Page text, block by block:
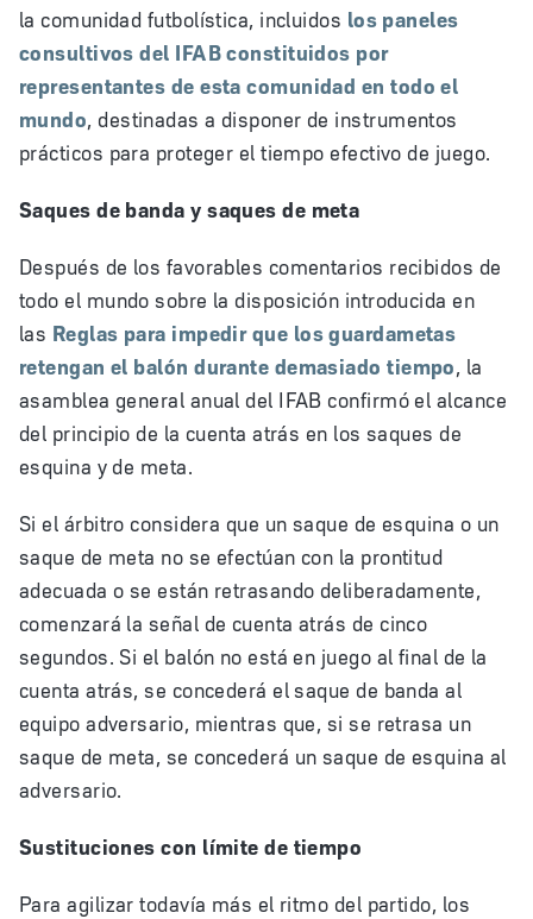
la comunidad futbolística, incluidos los paneles
consultivos del IFAB constituidos por
representantes de esta comunidad en todo el
mundo, destinadas a disponer de instrumentos
prácticos para proteger el tiempo efectivo de juego.
Saques de banda y saques de meta
Después de los favorables comentarios recibidos de
todo el mundo sobre la disposición introducida en
las Reglas para impedir que los guardametas
retengan el balón durante demasiado tiempo, la
asamblea general anual del IFAB confirmó el alcance
del principio de la cuenta atrás en los saques de
esquina y de meta.
Si el árbitro considera que un saque de esquina o un
saque de meta no se efectúan con la prontitud
adecuada o se están retrasando deliberadamente,
comenzará la señal de cuenta atrás de cinco
segundos. Si el balón no está en juego al final de la
cuenta atrás, se concederá el saque de banda al
equipo adversario, mientras que, si se retrasa un
saque de meta, se concederá un saque de esquina al
adversario.
Sustituciones con límite de tiempo
Para agilizar todavía más el ritmo del partido, los